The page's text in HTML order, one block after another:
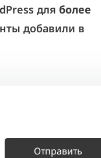
для более
добавили в